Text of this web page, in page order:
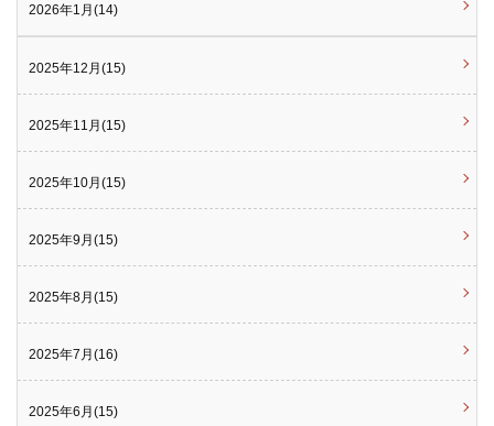
2026年1月(14)
2025年12月(15)
2025年11月(15)
2025年10月(15)
2025年9月(15)
2025年8月(15)
2025年7月(16)
2025年6月(15)